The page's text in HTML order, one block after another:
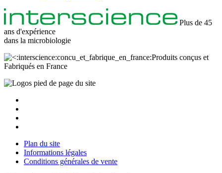
Plus de 45
ans d'expérience
dans la microbiologie
Produits conçus et
Fabriqués en France
Plan du site
Informations légales
Conditions générales de vente